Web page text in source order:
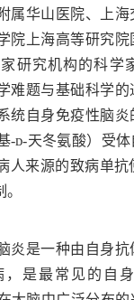
属华山医院、上
院上海高等研究
家研究机构的科学
难题与基础科学
统自身免疫性脑
-ᴅ-天冬氨酸） 受
人来源的致病单抗
炎是一种由自身
是最常见的自